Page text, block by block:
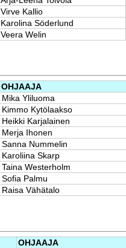
Virve Kallio
Karolina Söderlund
Veera Welin
OHJAAJA
Mika Yliluoma
Kimmo Kytölaakso
Heikki Karjalainen
Merja Ihonen
Sanna Nummelin
Karoliina Skarp
Taina Westerholm
Sofia Palmu
Raisa Vähätalo
OHJAAJA